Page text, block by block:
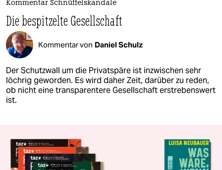
Kommentar Schnüffelskandale
Die bespitzelte Gesellschaft
Kommentar von Daniel Schulz
Der Schutzwall um die Privatspäre ist inzwischen sehr
löchrig geworden. Es wird daher Zeit, darüber zu reden,
ob nicht eine transparentere Gesellschaft erstrebenswert
ist.